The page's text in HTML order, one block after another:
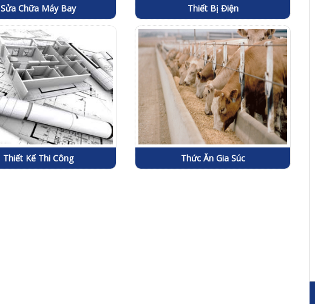
Sửa Chữa Máy Bay Thiết Bị Điện
Thiết Kế Thi Công Thức Ăn Gia Súc